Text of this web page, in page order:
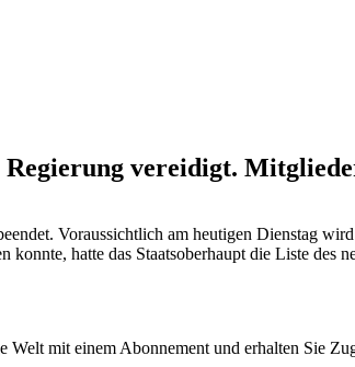
vereidigt.
Voraussichtlich am heutigen Dienstag
hatte das Staatsoberhaupt die Liste
mit einem Abonnement und erhalten Sie